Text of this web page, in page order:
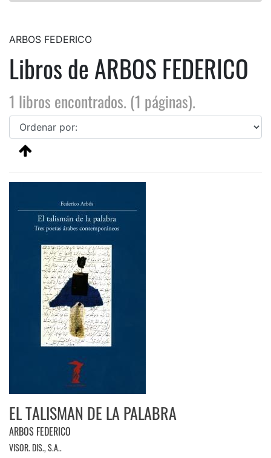
ARBOS FEDERICO
Libros de ARBOS FEDERICO
1 libros encontrados. (1 páginas).
EL TALISMAN DE LA PALABRA
ARBOS FEDERICO
VISOR. DIS., S.A..